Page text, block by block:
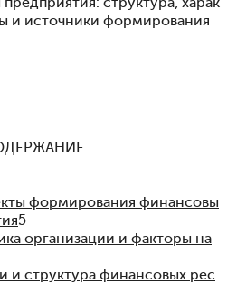
и источники формирования
формирования финансовы
5
организации и факторы на
и структура финансовых рес